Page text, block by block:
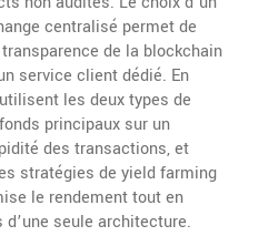
centralisé permet de
de la blockchain
service client dédié. En
les deux types de
principaux sur un
des transactions, et
stratégies de yield farming
le rendement tout en
seule architecture.